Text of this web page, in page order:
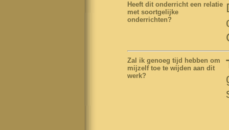
Heeft dit onderricht een relatie
met soortgelijke
onderrichten?
Zal ik genoeg tijd hebben om
mijzelf toe te wijden aan dit
werk?